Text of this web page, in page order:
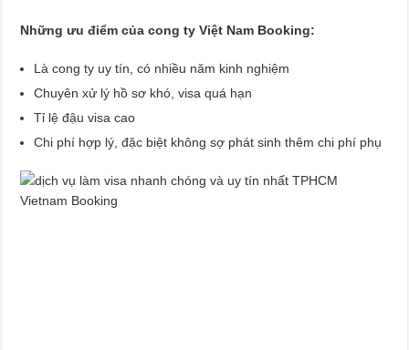
Những ưu điểm của cong ty Việt Nam Booking:
Là cong ty uy tín, có nhiều năm kinh nghiệm
Chuyên xử lý hồ sơ khó, visa quá hạn
Tỉ lệ đậu visa cao
Chi phí hợp lý, đặc biệt không sợ phát sinh thêm chi phí phụ